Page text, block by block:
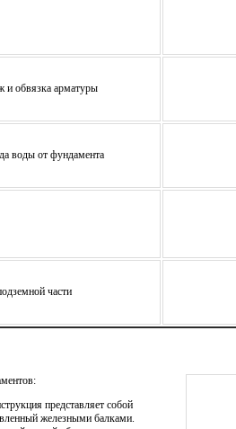
и обвязка арматуры
воды от фундамента
части
представляет собой
железными балками.